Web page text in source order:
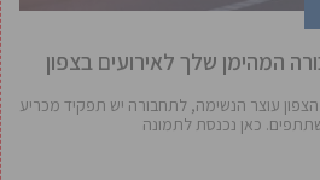
המהימן שלך לאירועים בצפון
הצפון עוצר הנשימה, לתחבורה יש תפקיד מכריע
כאן נכנסת לתמונה